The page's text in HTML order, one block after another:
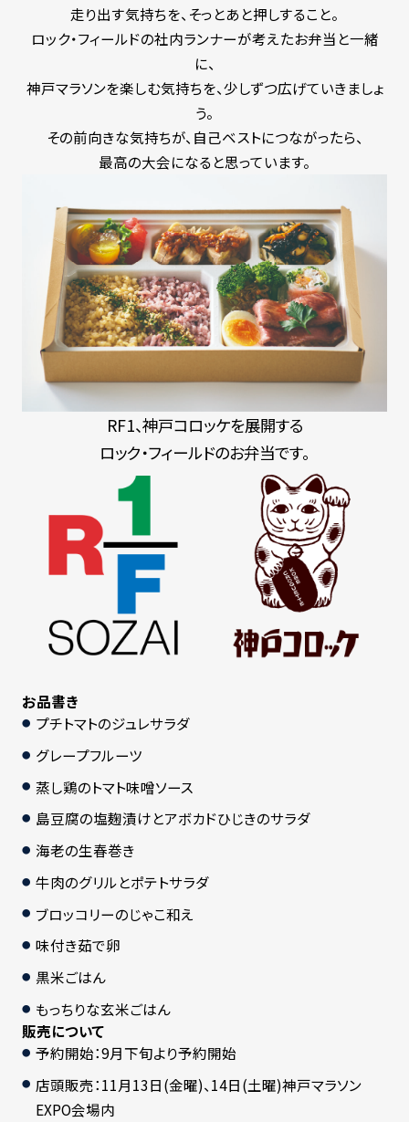
走り出す気持ちを、そっとあと押しすること。
ロック・フィールドの社内ランナーが考えたお弁当と一緒
に、
神戸マラソンを楽しむ気持ちを、少しずつ広げていきましょ
う。
その前向きな気持ちが、自己ベストにつながったら、
最高の大会になると思っています。
RF1、神戸コロッケを展開する
ロック・フィールドのお弁当です。
お品書き
プチトマトのジュレサラダ
グレープフルーツ
蒸し鶏のトマト味噌ソース
島豆腐の塩麹漬けとアボカドひじきのサラダ
海老の生春巻き
牛肉のグリルとポテトサラダ
ブロッコリーのじゃこ和え
味付き茹で卵
黒米ごはん
もっちりな玄米ごはん
販売について
予約開始：9月下旬より予約開始
店頭販売：11月13日(金曜)、14日(土曜)神戸マラソン
EXPO会場内